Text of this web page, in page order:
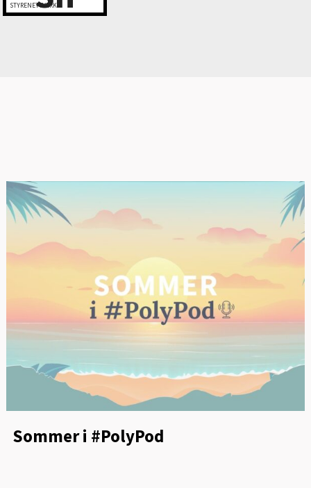
STYRENETTVERK
Sommer i #PolyPod